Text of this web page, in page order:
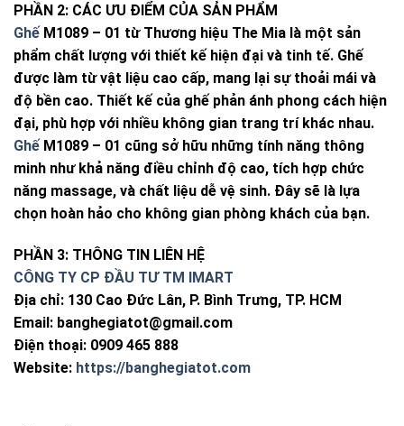
PHẦN 2: CÁC ƯU ĐIỂM CỦA SẢN PHẨM
Ghế M1089 – 01 từ Thương hiệu The Mia là một sản
phẩm chất lượng với thiết kế hiện đại và tinh tế. Ghế
được làm từ vật liệu cao cấp, mang lại sự thoải mái và
độ bền cao. Thiết kế của ghế phản ánh phong cách hiện
đại, phù hợp với nhiều không gian trang trí khác nhau.
Ghế M1089 – 01 cũng sở hữu những tính năng thông
minh như khả năng điều chỉnh độ cao, tích hợp chức
năng massage, và chất liệu dễ vệ sinh. Đây sẽ là lựa
chọn hoàn hảo cho không gian phòng khách của bạn.
PHẦN 3: THÔNG TIN LIÊN HỆ
CÔNG TY CP ĐẦU TƯ TM IMART
Địa chỉ: 130 Cao Đức Lân, P. Bình Trưng, TP. HCM
Email: banghegiatot@gmail.com
Điện thoại: 0909 465 888
Website: https://banghegiatot.com